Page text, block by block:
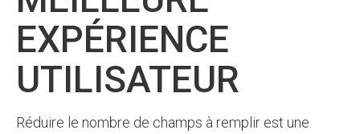
EXPÉRIENCE
UTILISATEUR
Réduire le nombre de champs à remplir est une